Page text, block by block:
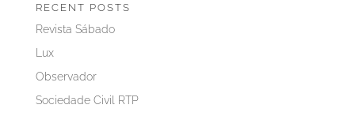
RECENT POSTS
Revista Sábado
Lux
Observador
Sociedade Civil RTP